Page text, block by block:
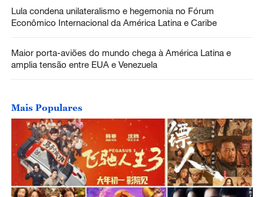
Lula condena unilateralismo e hegemonia no Fórum
Econômico Internacional da América Latina e Caribe
Maior porta-aviões do mundo chega à América Latina e
amplia tensão entre EUA e Venezuela
Mais Populares